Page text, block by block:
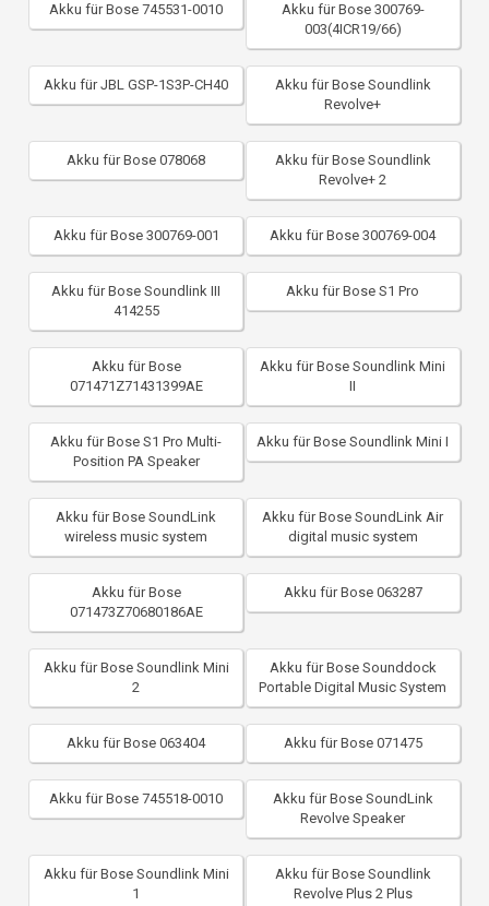
Akku für Bose 745531-0010
Akku für Bose 300769-
003(4ICR19/66)
Akku für JBL GSP-1S3P-CH40
Akku für Bose Soundlink
Revolve+
Akku für Bose 078068
Akku für Bose Soundlink
Revolve+ 2
Akku für Bose 300769-001 Akku für Bose 300769-004
Akku für Bose Soundlink III
414255
Akku für Bose S1 Pro
Akku für Bose
071471Z71431399AE
Akku für Bose Soundlink Mini
II
Akku für Bose S1 Pro Multi-
Position PA Speaker
Akku für Bose Soundlink Mini I
Akku für Bose SoundLink
wireless music system
Akku für Bose SoundLink Air
digital music system
Akku für Bose
071473Z70680186AE
Akku für Bose 063287
Akku für Bose Soundlink Mini
2
Akku für Bose Sounddock
Portable Digital Music System
Akku für Bose 063404 Akku für Bose 071475
Akku für Bose 745518-0010
Akku für Bose SoundLink
Revolve Speaker
Akku für Bose Soundlink Mini
1
Akku für Bose Soundlink
Revolve Plus 2 Plus